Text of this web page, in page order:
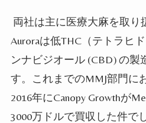
両社は主に医療大麻を取り
Auroraは低THC（テトラヒ
ンナビジオール (CBD) の製
す。これまでのMMJ部門に
2016年にCanopy Growthが
3000万ドルで買収した件で